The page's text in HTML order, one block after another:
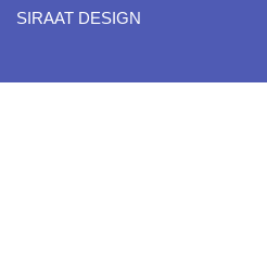
SIRAAT DESIGN